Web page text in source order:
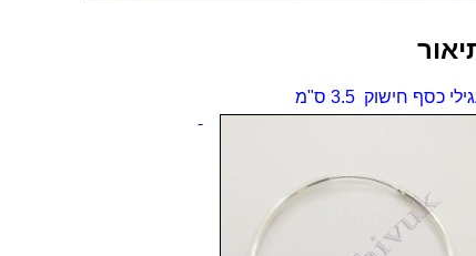
כסף חישוק 3.5 ס"מ